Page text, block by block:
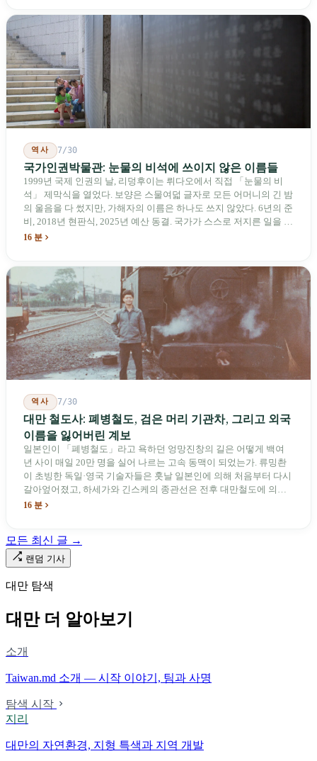
를 드러낸다: 타이완의 진입이 너무 느려 미국 스스로가 입법을 통해
장벽을 낮춰야 한다는 점이다. 타이완에서 46년간 원격 조종 장난감
비행기를 만들어 온 한 회사가 오하이오주에 두 번째 공장을 건설할
계획을 세우고 있다.
역사 7/30
국가인권박물관: 눈물의 비석에 쓰이지 않은 이름들
1999년 국제 인권의 날, 리덩후이는 뤼다오에서 직접 「눈물의 비
석」 제막식을 열었다. 보양은 스물여덟 글자로 모든 어머니의 긴 밤
의 울음을 다 썼지만, 가해자의 이름은 하나도 쓰지 않았다. 6년의 준
비, 2018년 현판식, 2025년 예산 동결. 국가가 스스로 저지른 일을 기
념하기 위해 스스로 세운 박물관. 계엄 해제 39년 동안 사법 재판을
16 분
역사 7/30
대만 철도사: 폐병철도, 검은 머리 기관차, 그리고 외국
이름을 잃어버린 계보
일본인이 「폐병철도」라고 욕하던 엉망진창의 길은 어떻게 백여
년 사이 매일 20만 명을 실어 나르는 고속 동맥이 되었는가. 류밍촨
이 초빙한 독일·영국 기술자들은 훗날 일본인에 의해 처음부터 다시
갈아엎어졌고, 하세가와 긴스케의 종관선은 전후 대만철도에 의해
이름과 번호가 바뀌었다. 세대마다 앞선 세대의 기록을 주석으로 밀
다. 마침내 푸유마·타로코 세대에 이르러서야 원주민 지명이 다시 철
로 위에 깔렸다.
16 분
모든 최신 글 →
랜덤 기사
대만 탐색
대만 더 알아보기
소개
Taiwan.md 소개 — 시작 이야기, 팀과 사명
탐색 시작
지리
대만의 자연환경, 지형 특색과 지역 개발